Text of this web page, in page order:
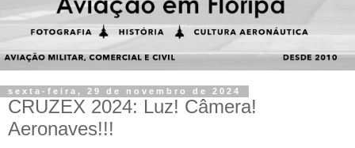
sexta-feira, 29 de novembro de 2024
CRUZEX 2024: Luz! Câmera!
Aeronaves!!!